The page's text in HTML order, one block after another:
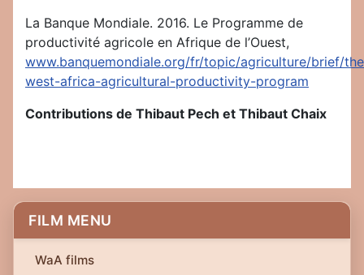
FILM MENU
WaA films
La Banque Mondiale. 2016. Le Programme de
productivité agricole en Afrique de l’Ouest,
www.banquemondiale.org/fr/topic/agriculture/brief/
west-africa-agricultural-productivity-program
Contributions de Thibaut Pech et Thibaut Chaix